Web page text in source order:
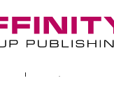
Copyright/